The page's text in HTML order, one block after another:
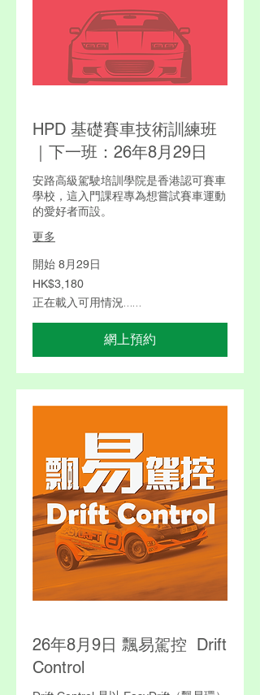
HPD 基礎賽車技術訓練班
｜下一班：26年8月29日
安路高級駕駛培訓學院是香港認可賽車
學校，這入門課程專為想嘗試賽車運動
的愛好者而設。
更多
開始 8月29日
3,180
港
元
HK$3,180
正在載入可用情況……
網上預約
26年8月9日 飄易駕控 Drift
Control